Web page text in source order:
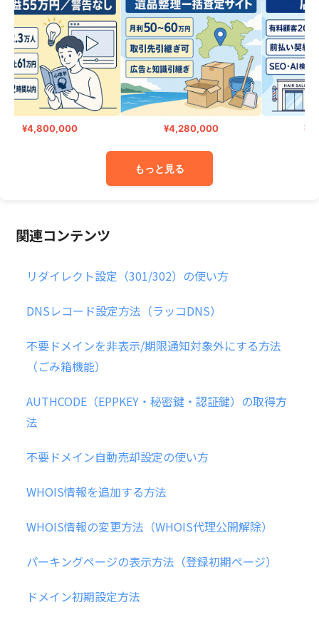
¥4,800,000 ¥4,280,000
もっと見る
関連コンテンツ
リダイレクト設定（301/302）の使い方
DNSレコード設定方法（ラッコDNS）
不要ドメインを非表示/期限通知対象外にする方法
（ごみ箱機能）
AUTHCODE（EPPKEY・秘密鍵・認証鍵）の取得方
法
不要ドメイン自動売却設定の使い方
WHOIS情報を追加する方法
WHOIS情報の変更方法（WHOIS代理公開解除）
パーキングページの表示方法（登録初期ページ）
ドメイン初期設定方法